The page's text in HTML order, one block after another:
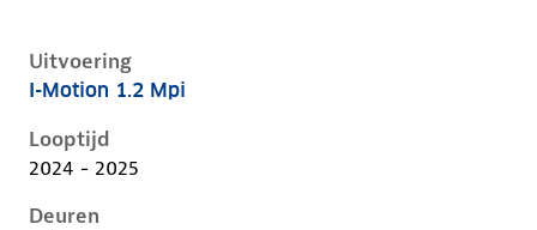
Uitvoering
Hyundai I20 iii-1e-facelift, 1.2 mpi, 58 kW, Benzine, 5
I-Motion 1.2 Mpi
Looptijd
2024 - 2025
Deuren